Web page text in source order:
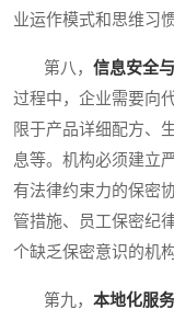
业运作模式和思维习
第八， 信息安全
过程中，企业需要向
限于产品详细配方、
息等。机构必须建立
有法律约束力的保密
管措施、员工保密纪
个缺乏保密意识的机
第九， 本地化服